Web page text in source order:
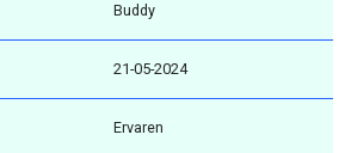
Buddy
21-05-2024
Ervaren